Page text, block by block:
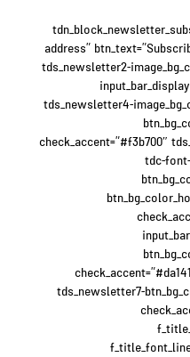
address”
tds_newsletter2-
tds_newsletter4-
check_accent=”#f3b700″
tdc-
tds_newsletter7-